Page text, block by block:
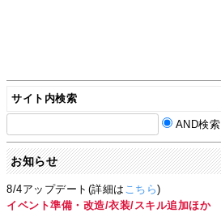
サイト内検索
AND検索
お知らせ
8/4アップデート(詳細は こちら)
イベント準備・改造/衣装/スキル追加ほか